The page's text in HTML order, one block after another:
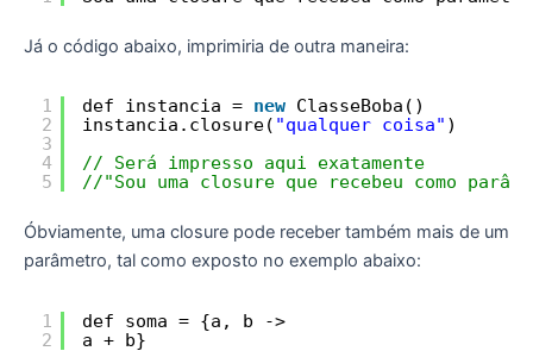
Já o código abaixo, imprimiria de outra maneira:
1
2
3
4
5
def instancia = new
ClasseBoba()
instancia.closure( "qualquer coisa" )
// Será impresso aqui exatamente
//"Sou uma closure que recebeu como
Óbviamente, uma closure pode receber também mais de um
parâmetro, tal como exposto no exemplo abaixo:
1
2
def soma = {a, b ->
a + b}